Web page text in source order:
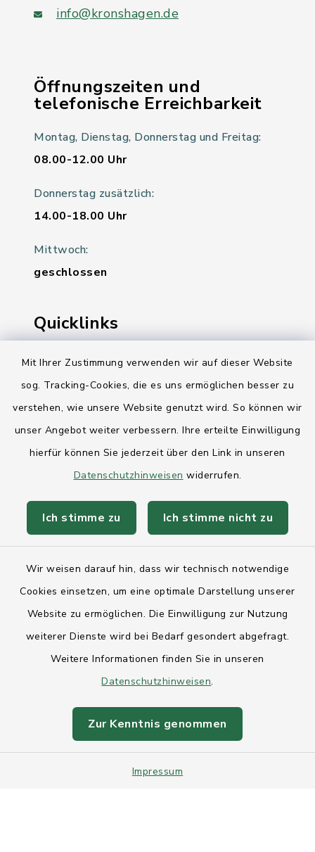
Mit Ihrer Zustimmung verwenden wir auf dieser Website
sog. Tracking-Cookies, die es uns ermöglichen besser zu
verstehen, wie unsere Website genutzt wird. So können wir
unser Angebot weiter verbessern. Ihre erteilte Einwilligung
hierfür können Sie jederzeit über den Link in unseren
Datenschutzhinweisen widerrufen.
Ich stimme zu Ich stimme nicht zu
Wir weisen darauf hin, dass wir technisch notwendige
Cookies einsetzen, um eine optimale Darstellung unserer
Website zu ermöglichen. Die Einwilligung zur Nutzung
weiterer Dienste wird bei Bedarf gesondert abgefragt.
Weitere Informationen finden Sie in unseren
Datenschutzhinweisen.
Zur Kenntnis genommen
Impressum
info@kronshagen.de
Öffnungszeiten und
telefonische Erreichbarkeit
Montag, Dienstag, Donnerstag und Freitag:
08.00-12.00 Uhr
Donnerstag zusätzlich:
14.00-18.00 Uhr
Mittwoch:
geschlossen
Quicklinks
Ihre Behördennummer 115
Landesregierung Schleswig-Holstein
AktivRegion Mittelholstein
Anfahrt
Datenschutz
Sitemap
Intranet